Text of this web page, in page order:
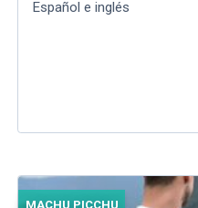
Español e inglés
MACHU PICCHU